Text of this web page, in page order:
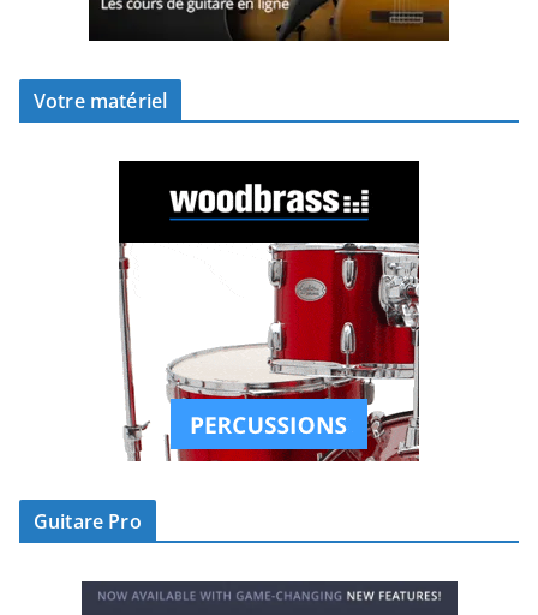
Votre matériel
Guitare Pro